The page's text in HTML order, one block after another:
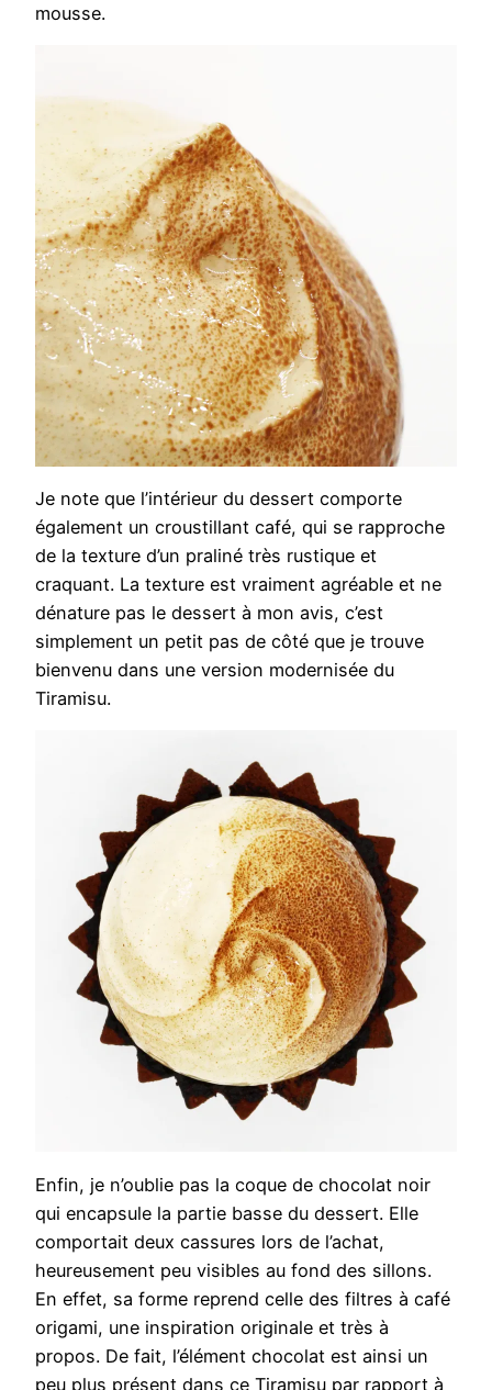
mousse.
Je note que l’intérieur du dessert comporte
également un croustillant café, qui se rapproche
de la texture d’un praliné très rustique et
craquant. La texture est vraiment agréable et ne
dénature pas le dessert à mon avis, c’est
simplement un petit pas de côté que je trouve
bienvenu dans une version modernisée du
Tiramisu.
Enfin, je n’oublie pas la coque de chocolat noir
qui encapsule la partie basse du dessert. Elle
comportait deux cassures lors de l’achat,
heureusement peu visibles au fond des sillons.
En effet, sa forme reprend celle des filtres à café
origami, une inspiration originale et très à
propos. De fait, l’élément chocolat est ainsi un
peu plus présent dans ce Tiramisu par rapport à